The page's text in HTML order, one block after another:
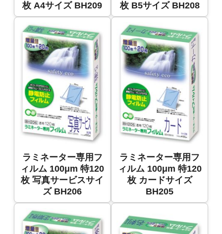
枚 A4サイズ BH209
枚 B5サイズ BH208
ラミネーター専用フ
ィルム 100μm 特120
枚 写真サービスサイ
ズ BH206
ラミネーター専用フ
ィルム 100μm 特120
枚 カードサイズ
BH205